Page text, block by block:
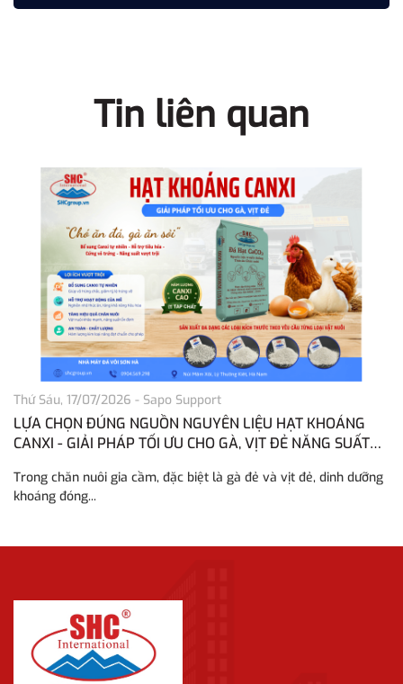
Tin liên quan
Thứ Sáu, 17/07/2026 - Sapo Support
LỰA CHỌN ĐÚNG NGUỒN NGUYÊN LIỆU HẠT KHOÁNG
CANXI - GIẢI PHÁP TỐI ƯU CHO GÀ, VỊT ĐẺ NĂNG SUẤT
Trong chăn nuôi gia cầm, đặc biệt là gà đẻ và vịt đẻ, dinh dưỡng
khoáng đóng...